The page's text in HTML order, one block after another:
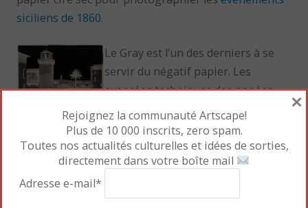
siciliens de 1860.
Le Gray est l’un des derniers à se
servir du négatif papier. Les
avancées techniques des années
1860 permettent la création du
négatif sur verre aucollodion, qui évite les effets
flous du papier. Mais lui ôte par là-même l’essence
artistique des premières oeuvres photographiques.
« Après plus d’un siècle de désintérêt, la
Rejoignez la communauté Artscape!
Plus de 10 000 inscrits, zero spam.
Toutes nos actualités culturelles et idées de sorties,
directement dans votre boîte mail
Adresse e-mail*
×